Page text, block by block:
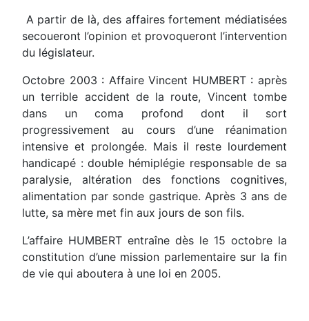
A partir de là, des affaires fortement médiatisées
secoueront l’opinion et provoqueront l’intervention
du législateur.
Octobre 2003 : Affaire Vincent HUMBERT : après
un terrible accident de la route, Vincent tombe
dans un coma profond dont il sort
progressivement au cours d’une réanimation
intensive et prolongée. Mais il reste lourdement
handicapé : double hémiplégie responsable de sa
paralysie, altération des fonctions cognitives,
alimentation par sonde gastrique. Après 3 ans de
lutte, sa mère met fin aux jours de son fils.
L’affaire HUMBERT entraîne dès le 15 octobre la
constitution d’une mission parlementaire sur la fin
de vie qui aboutera à une loi en 2005.